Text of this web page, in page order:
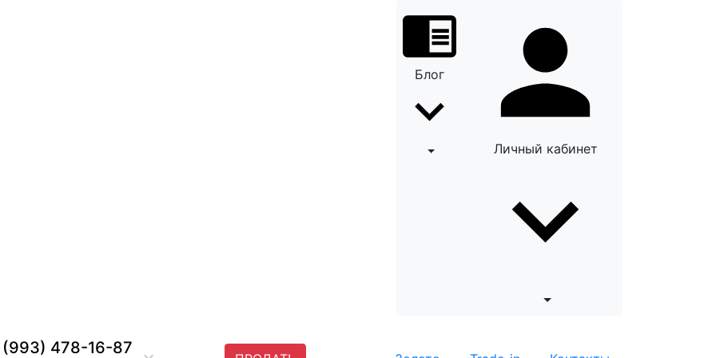
Блог
Личный кабинет
(993) 478-16-87